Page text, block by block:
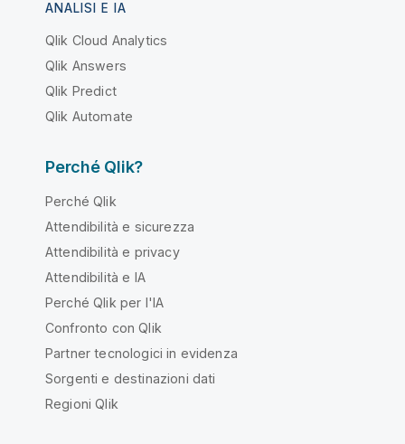
ANALISI E IA
Qlik Cloud Analytics
Qlik Answers
Qlik Predict
Qlik Automate
Perché Qlik?
Perché Qlik
Attendibilità e sicurezza
Attendibilità e privacy
Attendibilità e IA
Perché Qlik per l'IA
Confronto con Qlik
Partner tecnologici in evidenza
Sorgenti e destinazioni dati
Regioni Qlik